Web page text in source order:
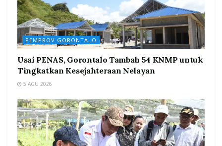
PEMPROV GORONTALO
Usai PENAS, Gorontalo Tambah 54 KNMP untuk
Tingkatkan Kesejahteraan Nelayan
5 AGU 2026